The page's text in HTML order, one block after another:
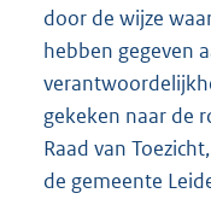
door de wijze
hebben gegeven
gekeken naar de
Raad van
de gemeente